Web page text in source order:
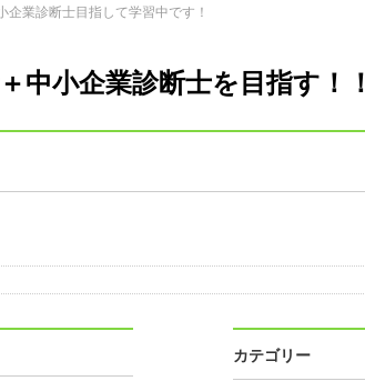
業診断士目指して学習中です！
中小企業診断士を目指す！！
カテゴリー